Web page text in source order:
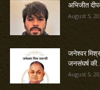
अभिजीत
August 5,
जनेश्वर
जनसंघर्ष की...
August 5,